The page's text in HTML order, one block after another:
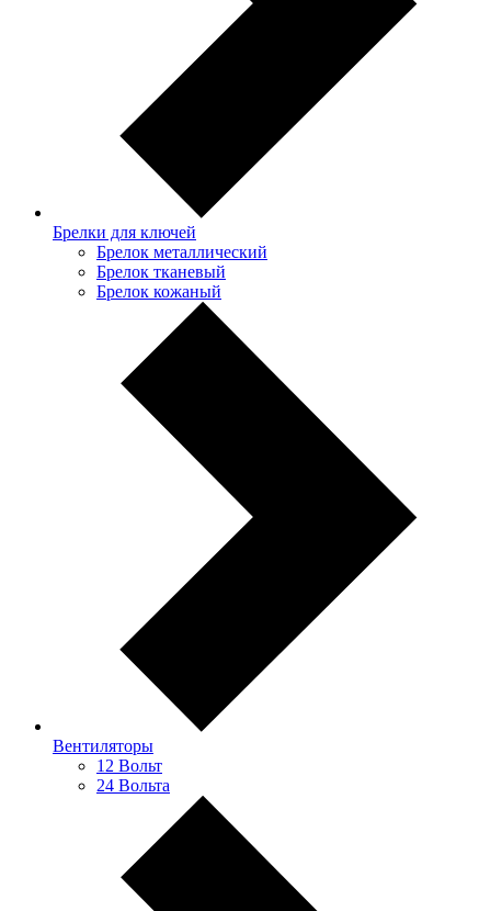
Брелки для ключей
Брелок металлический
Брелок тканевый
Брелок кожаный
Вентиляторы
12 Вольт
24 Вольта